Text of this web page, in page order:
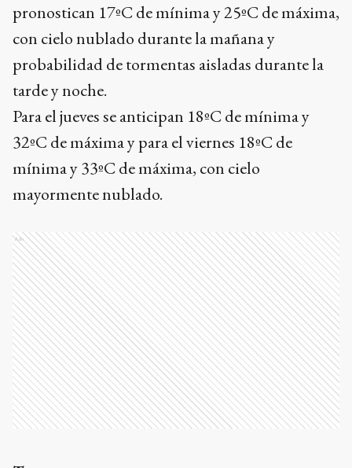
pronostican 17ºC de mínima y 25ºC de máxima,
con cielo nublado durante la mañana y
probabilidad de tormentas aisladas durante la
tarde y noche.
Para el jueves se anticipan 18ºC de mínima y
32ºC de máxima y para el viernes 18ºC de
mínima y 33ºC de máxima, con cielo
mayormente nublado.
Ads